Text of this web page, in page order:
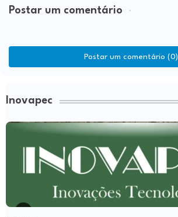
Postar um comentário
Postar um comentário (0)
Inovapec